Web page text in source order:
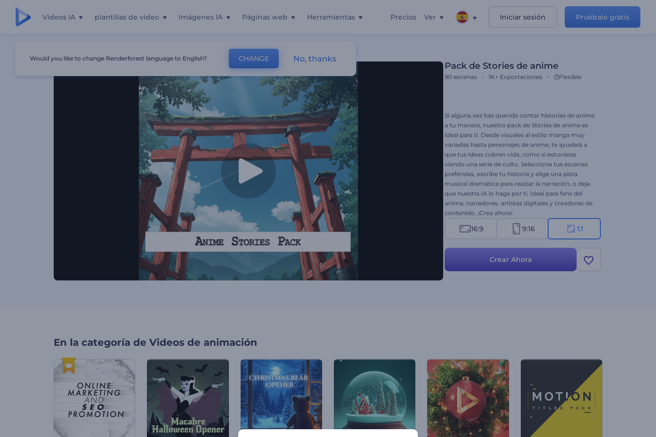
Videos IA plantillas de video Imágenes IA Páginas web Herramientas Precios Ver Iniciar sesión Pruébalo gratis
Pack de Stories de anime
90 escenas 1K+ Exportaciones Flexible
Si alguna vez has querido contar historias de anime
a tu manera, nuestro pack de Stories de anime es
ideal para ti. Desde visuales al estilo manga muy
variadas hasta personajes de anime, te ayudará a
que tus ideas cobren vida, como si estuvieras
viendo una serie de culto. Selecciona tus escenas
preferidas, escribe tu historia y elige una pista
musical dramática para realzar la narración, o deja
que nuestra IA lo haga por ti. Ideal para fans del
anime, narradores, artistas digitales y creadores de
contenido. ¡Crea ahora!
16:9 9:16 1:1
Crear Ahora
En la categoría de Videos de animación
Would you like to change Renderforest language to English? CHANGE No, thanks